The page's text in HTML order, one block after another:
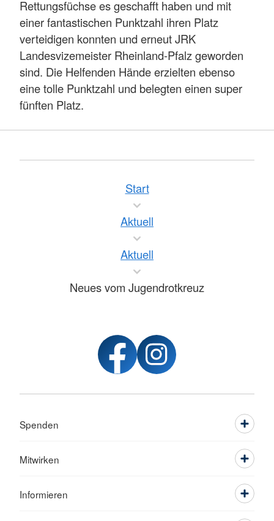
Rettungsfüchse es geschafft haben und mit
einer fantastischen Punktzahl ihren Platz
verteidigen konnten und erneut JRK
Landesvizemeister Rheinland-Pfalz geworden
sind. Die Helfenden Hände erzielten ebenso
eine tolle Punktzahl und belegten einen super
fünften Platz.
Start
Aktuell
Aktuell
Neues vom Jugendrotkreuz
Spenden
Mitwirken
Informieren